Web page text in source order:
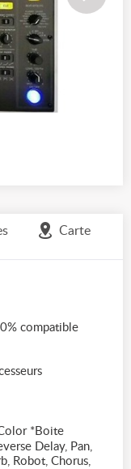
Carte
compatible
*Boite
Delay, Pan,
Robot, Chorus,